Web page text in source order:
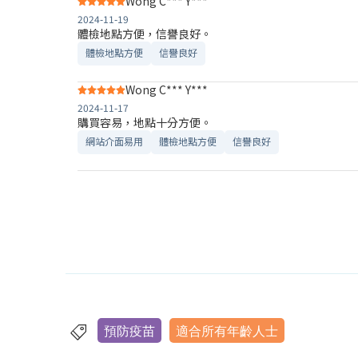
2024-11-19
體檢地點方便，信譽良好。
體檢地點方便 信譽良好
Wong C*** Y***
2024-11-17
購買容易，地點十分方便。
網站介面易用 體檢地點方便 信譽良好
預防疫苗 適合所有年齡人士